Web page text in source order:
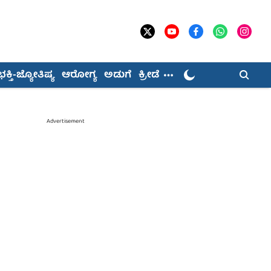
ಜ್ಯೋತಿಷ್ಯ ಆರೋಗ್ಯ ಅಡುಗೆ ಕ್ರೀಡೆ
Advertisement